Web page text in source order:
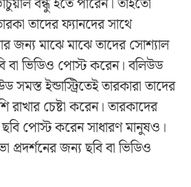
তাদের ফ্যানদের সাথে
জন্য মাঝে মাঝে তাদের সোশ্যাল
বা ভিডিও পোস্ট করেন। বলিউড
ইন্ডাস্ট্রিতেই তারকারা তাদের
চেষ্টা করেন। তারকাদের
ছবি পোস্ট করেন সাধারণ মানুষও।
প্রদর্শনের জন্য ছবি বা ভিডিও